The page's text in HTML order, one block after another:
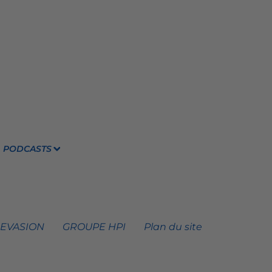
PODCASTS
GROUPE HPI Plan du site